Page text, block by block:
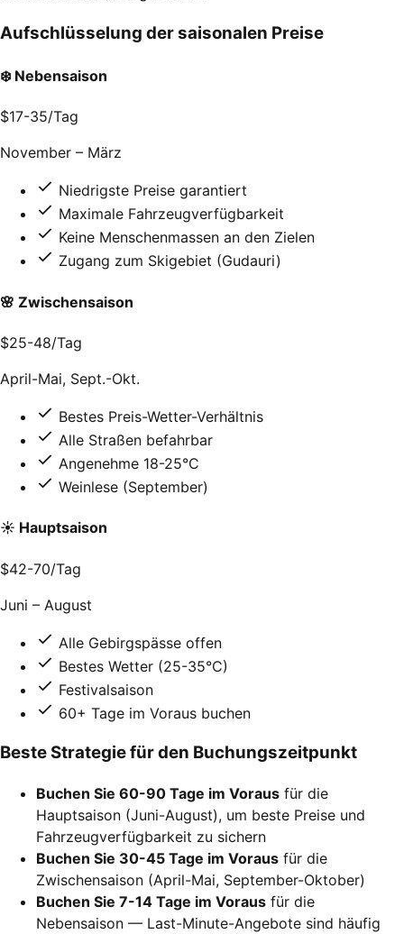
Aufschlüsselung der saisonalen Preise
❄️ Nebensaison
$17-35/Tag
November – März
Niedrigste Preise garantiert
Maximale Fahrzeugverfügbarkeit
Keine Menschenmassen an den Zielen
Zugang zum Skigebiet (Gudauri)
🌸 Zwischensaison
$25-48/Tag
April-Mai, Sept.-Okt.
Bestes Preis-Wetter-Verhältnis
Alle Straßen befahrbar
Angenehme 18-25°C
Weinlese (September)
☀️ Hauptsaison
$42-70/Tag
Juni – August
Alle Gebirgspässe offen
Bestes Wetter (25-35°C)
Festivalsaison
60+ Tage im Voraus buchen
Beste Strategie für den Buchungszeitpunkt
Buchen Sie 60-90 Tage im Voraus für die
Hauptsaison (Juni-August), um beste Preise und
Fahrzeugverfügbarkeit zu sichern
Buchen Sie 30-45 Tage im Voraus für die
Zwischensaison (April-Mai, September-Oktober)
Buchen Sie 7-14 Tage im Voraus für die
Nebensaison — Last-Minute-Angebote sind häufig